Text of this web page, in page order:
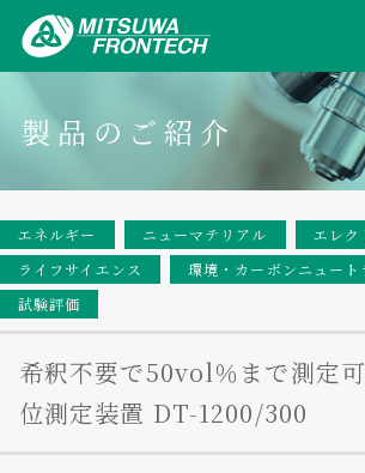
製品のご紹介
エネルギー ニューマテリアル
エレク
ライフサイエンス
環境・カーボンニュート
試験評価
希釈不要で50vol％まで測定
位測定装置 DT-1200/300